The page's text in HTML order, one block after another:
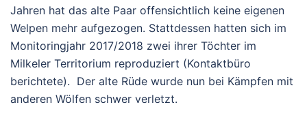
Jahren hat das alte Paar offensichtlich keine eigenen
Welpen mehr aufgezogen. Stattdessen hatten sich im
Monitoringjahr 2017/2018 zwei ihrer Töchter im
Milkeler Territorium reproduziert (Kontaktbüro
berichtete). Der alte Rüde wurde nun bei Kämpfen mit
anderen Wölfen schwer verletzt.